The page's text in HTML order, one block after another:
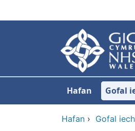
Hafan Gofal
Hafan › Gofal